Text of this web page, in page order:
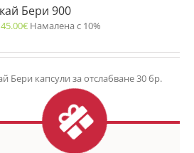
Бери 900
45.00€ Намалена с 10%
Бери капсули за отслабване 30 бр.